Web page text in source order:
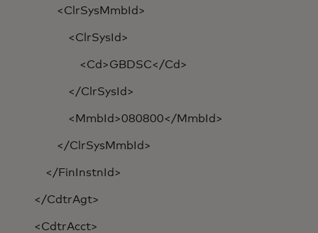
<ClrSysMmbId>
<ClrSysId>
<Cd>GBDSC</Cd>
</ClrSysId>
<MmbId>080800</MmbId>
</ClrSysMmbId>
</FinInstnId>
</CdtrAgt>
<CdtrAcct>